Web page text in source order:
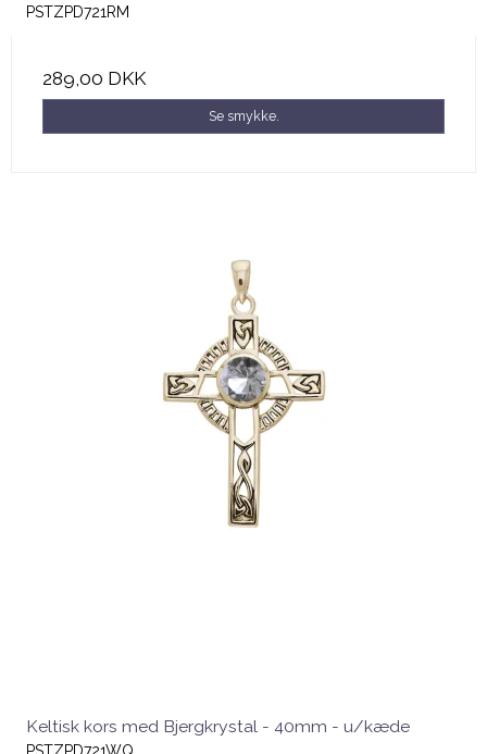
PSTZPD721RM
289,00 DKK
Se smykke.
Keltisk kors med Bjergkrystal - 40mm - u/kæde